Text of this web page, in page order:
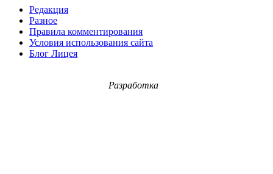
Редакция
Разное
Правила комментирования
Условия использования сайта
Блог Лицея
Разработка